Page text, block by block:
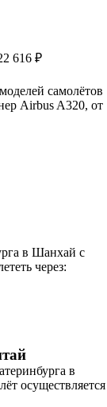
616 ₽
самолётов
Airbus A320, от
в Шанхай с
через:
в
осуществляется